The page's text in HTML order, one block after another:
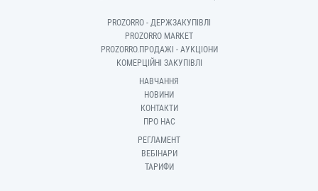
PROZORRO - ДЕРЖЗАКУПІВЛІ
PROZORRO MARKET
PROZORRO.ПРОДАЖІ - АУКЦІОНИ
КОМЕРЦІЙНІ ЗАКУПІВЛІ
НАВЧАННЯ
НОВИНИ
КОНТАКТИ
ПРО НАС
РЕГЛАМЕНТ
ВЕБІНАРИ
ТАРИФИ